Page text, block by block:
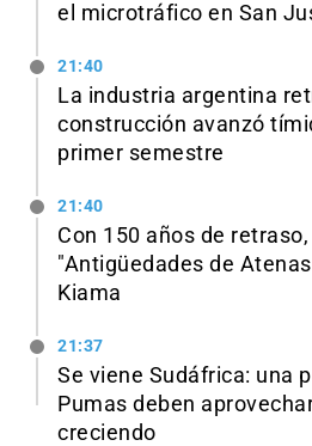
el microtráfico en San
21:40
La industria argentina
construcción avanzó
primer semestre
21:40
Con 150 años de
"Antigüedades de
Kiama
21:37
Se viene Sudáfrica: una
Pumas deben
creciendo